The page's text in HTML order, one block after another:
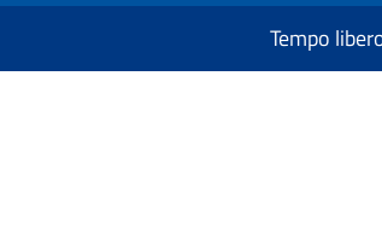
Tempo